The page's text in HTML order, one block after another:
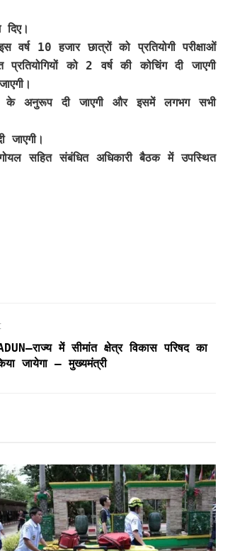
10 हजार छात्रों को प्रतियोगी परीक्षाओं
को 2 वर्ष की कोचिंग दी जाएगी
के अनुरूप दी जाएगी और इसमें लगभग सभी
जाएगी।
सहित संबंधित अधिकारी बैठक में उपस्थित
में सीमांत क्षेत्र विकास परिषद का
जायेगा – मुख्यमंत्री